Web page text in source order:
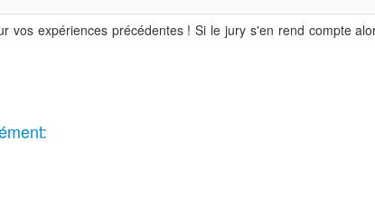
vos expériences précédentes ! Si le jury s'en rend compte